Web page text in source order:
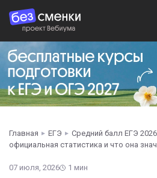
Главная ЕГЭ
Средний балл ЕГЭ
официальная статистика и что она
07 июля, 2026 1 мин